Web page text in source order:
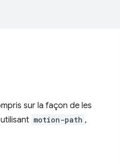
sur la façon de les
motion-path ,